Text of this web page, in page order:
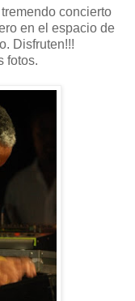
concierto
en el espacio de
Disfruten!!!
fotos.